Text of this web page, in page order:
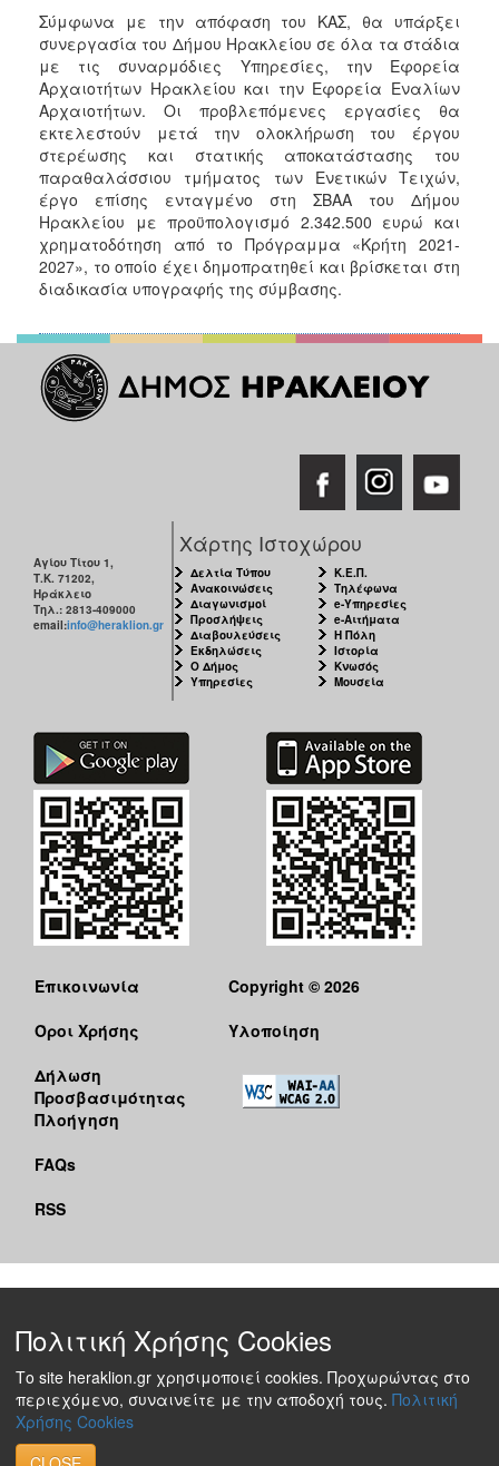
Σύμφωνα με την απόφαση του ΚΑΣ, θα υπάρξει
συνεργασία του Δήμου Ηρακλείου σε όλα τα στάδια
με τις συναρμόδιες Υπηρεσίες, την Εφορεία
Αρχαιοτήτων Ηρακλείου και την Εφορεία Εναλίων
Αρχαιοτήτων. Οι προβλεπόμενες εργασίες θα
εκτελεστούν μετά την ολοκλήρωση του έργου
στερέωσης και στατικής αποκατάστασης του
παραθαλάσσιου τμήματος των Ενετικών Τειχών,
έργο επίσης ενταγμένο στη ΣΒΑΑ του Δήμου
Ηρακλείου με προϋπολογισμό 2.342.500 ευρώ και
χρηματοδότηση από το Πρόγραμμα «Κρήτη 2021-
2027», το οποίο έχει δημοπρατηθεί και βρίσκεται στη
διαδικασία υπογραφής της σύμβασης.
Αγίου Τίτου 1,
Τ.Κ. 71202,
Ηράκλειο
Τηλ.: 2813-409000
email:info@heraklion.gr
Χάρτης Ιστοχώρου
Δελτία Τύπου
Ανακοινώσεις
Διαγωνισμοί
Προσλήψεις
Διαβουλεύσεις
Εκδηλώσεις
Ο Δήμος
Υπηρεσίες
Κ.Ε.Π.
Τηλέφωνα
e-Υπηρεσίες
e-Αιτήματα
Η Πόλη
Ιστορία
Κνωσός
Μουσεία
Επικοινωνία
Όροι Χρήσης
Δήλωση
Προσβασιμότητας
Πλοήγηση
FAQs
RSS
Copyright © 2026
Υλοποίηση
Πολιτική Χρήσης Cookies
Το site heraklion.gr χρησιμοποιεί cookies. Προχωρώντας στο
περιεχόμενο, συναινείτε με την αποδοχή τους. Πολιτική
Χρήσης Cookies